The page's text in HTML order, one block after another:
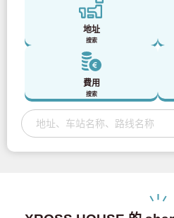
地址
搜索
費用
搜索